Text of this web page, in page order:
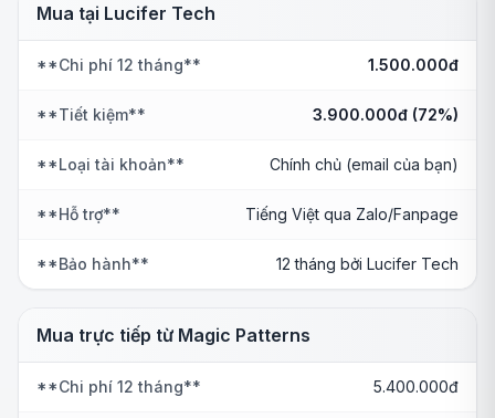
Mua tại Lucifer Tech
**Chi phí 12 tháng** 1.500.000đ
**Tiết kiệm** 3.900.000đ (72%)
**Loại tài khoản** Chính chủ (email của bạn)
**Hỗ trợ** Tiếng Việt qua Zalo/Fanpage
**Bảo hành** 12 tháng bởi Lucifer Tech
Mua trực tiếp từ Magic Patterns
**Chi phí 12 tháng** 5.400.000đ